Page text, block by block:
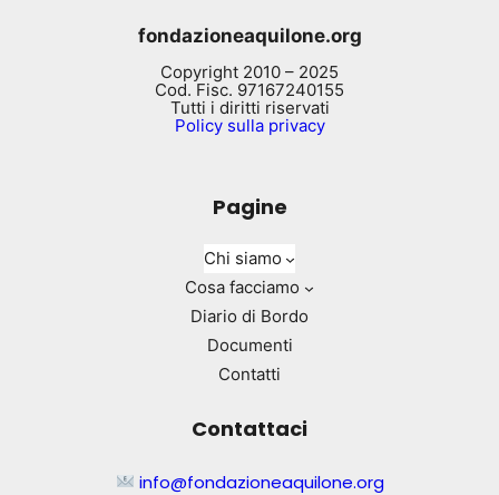
fondazioneaquilone.org
Copyright 2010 – 2025
Cod. Fisc. 97167240155
Tutti i diritti riservati
Policy sulla privacy
Pagine
Chi siamo
Cosa facciamo
Diario di Bordo
Documenti
Contatti
Contattaci
info@fondazioneaquilone.org